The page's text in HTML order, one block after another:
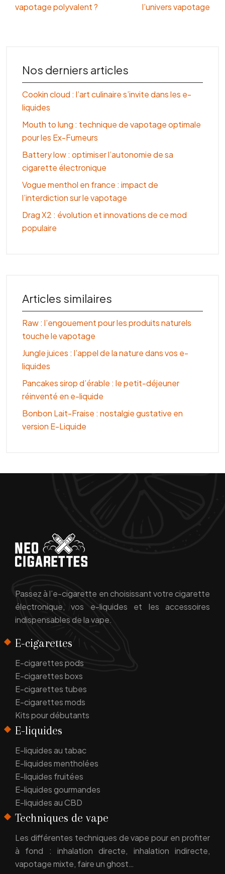
vapotage polyvalent ?
l’univers vapotage
Nos derniers articles
Cookin cloud : l’art culinaire s’invite dans les e-
liquides
Mouth to lung : technique de vapotage optimale
pour les Ex-Fumeurs
Battery low : optimiser l’autonomie de sa
cigarette électronique
Vogue menthol en france : impact de
l’interdiction sur le vapotage
Drag X2 : évolution et innovations de ce mod
populaire
Articles similaires
Raw : l’engouement pour les produits naturels
touche le vapotage
Jungle juices : l’appel de la nature dans vos e-
liquides
Pancakes sirop d’érable : le petit-déjeuner
réinventé en e-liquide
Bonbon Lait-Fraise : nostalgie gustative en
version E-Liquide
Passez à l’e-cigarette en choisissant votre cigarette
électronique, vos e-liquides et les accessoires
indispensables de la vape.
E-cigarettes
E-cigarettes pods
E-cigarettes boxs
E-cigarettes tubes
E-cigarettes mods
Kits pour débutants
E-liquides
E-liquides au tabac
E-liquides mentholées
E-liquides fruitées
E-liquides gourmandes
E-liquides au CBD
Techniques de vape
Les différentes techniques de vape pour en profiter
à fond : inhalation directe, inhalation indirecte,
vapotage mixte, faire un ghost…